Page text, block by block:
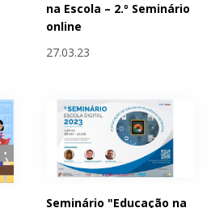
na Escola – 2.º Seminário
online
27.03.23
Seminário "Educação na